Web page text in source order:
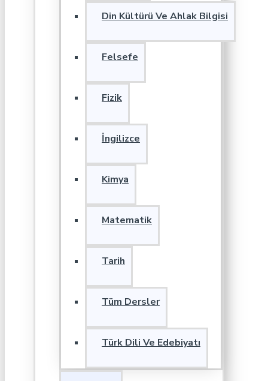
Din Kültürü Ve Ahlak Bilgisi
Felsefe
Fizik
İngilizce
Kimya
Matematik
Tarih
Tüm Dersler
Türk Dili Ve Edebiyatı